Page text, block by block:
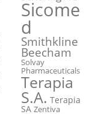
Sicome
d
Smithkline
Beecham
Solvay
Pharmaceuticals
Terapia
S.A. Terapia
SA Zentiva